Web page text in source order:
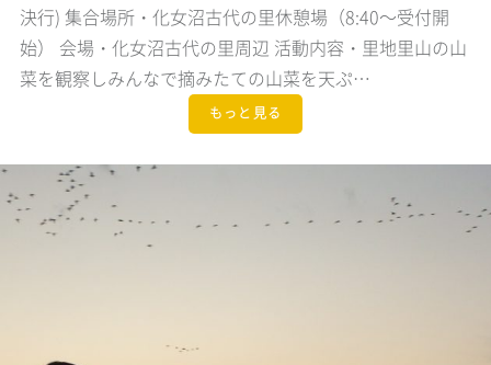
決行) 集合場所・化女沼古代の里休憩場（8:40～受付開
始） 会場・化女沼古代の里周辺 活動内容・里地里山の山
菜を観察しみんなで摘みたての山菜を天ぷ…
もっと見る